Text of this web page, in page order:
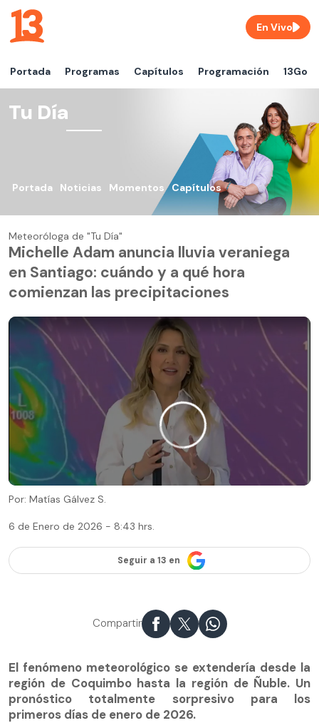
Portada Programas Capítulos Programación 13Go
En Vivo
Tu Día
Portada Noticias Momentos Capítulos
Meteoróloga de "Tu Día"
Michelle Adam anuncia lluvia veraniega
en Santiago: cuándo y a qué hora
comienzan las precipitaciones
Por: Matías Gálvez S.
6 de Enero de 2026 - 8:43 hrs.
Seguir a 13 en
Compartir
El fenómeno meteorológico se extendería desde la
región de Coquimbo hasta la región de Ñuble. Un
pronóstico totalmente sorpresivo para los
primeros días de enero de 2026.